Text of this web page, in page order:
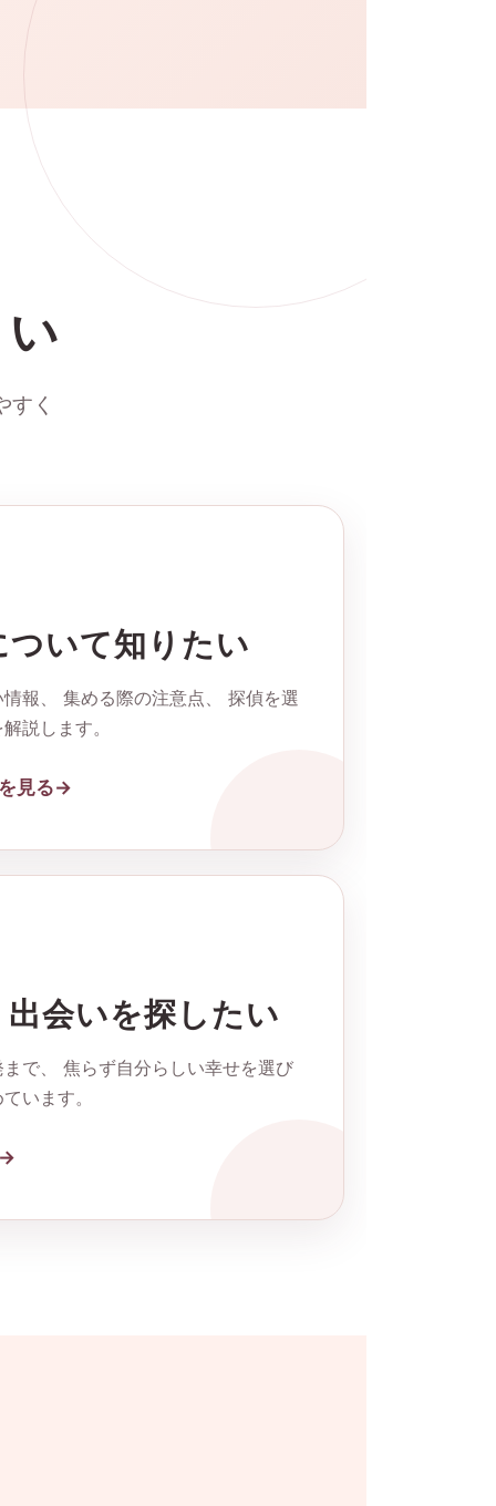
く
ついて知りたい
報、 集める際の注意点、 探偵を選
説します。
見る
会いを探したい
で、 焦らず自分らしい幸せを選び
います。